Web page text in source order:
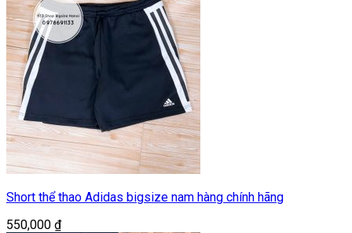
Short thể thao Adidas bigsize nam hàng chính hãng
550,000 ₫